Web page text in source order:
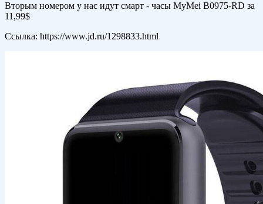
Вторым номером у нас идут смарт - часы MyMei B0975-RD за
11,99$
Ссылка: https://www.jd.ru/1298833.html